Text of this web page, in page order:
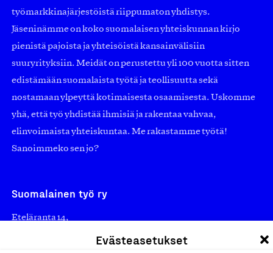
Evästeasetukset
työmarkkinajärjestöistä riippumaton yhdistys.
Jäseninämme on koko suomalaisen yhteiskunnan kirjo
pienistä pajoista ja yhteisöistä kansainvälisiin
suuryrityksiin. Meidät on perustettu yli 100 vuotta sitten
edistämään suomalaista työtä ja teollisuutta sekä
nostamaan ylpeyttä kotimaisesta osaamisesta. Uskomme
yhä, että työ yhdistää ihmisiä ja rakentaa vahvaa,
elinvoimaista yhteiskuntaa. Me rakastamme työtä!
Sanoimmeko sen jo?
Suomalainen työ ry
Eteläranta 14,